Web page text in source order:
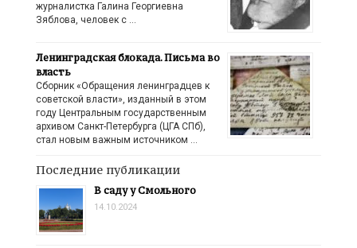
журналистка Галина Георгиевна
Зяблова, человек с …
Ленинградская блокада. Письма во
власть
Сборник «Обращения ленинградцев к
советской власти», изданный в этом
году Центральным государственным
архивом Санкт-Петербурга (ЦГА СПб),
стал новым важным источником …
Последние публикации
В саду у Смольного
14.10.2024